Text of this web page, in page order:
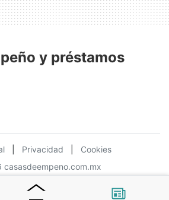
y préstamos
Privacidad
Cookies